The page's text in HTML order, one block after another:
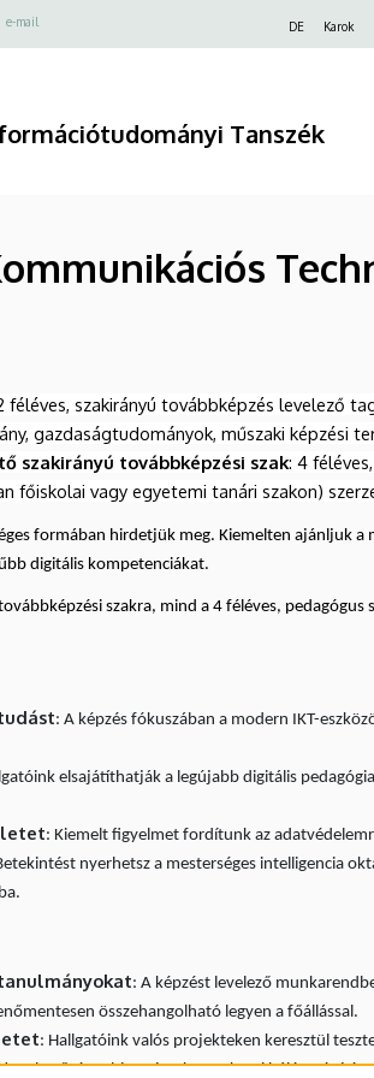
e-mail DE Karok
Tanszék
féléves, szakirányú továbbképzés levelező
gazdaságtudományok, műszaki képzési
szakirányú továbbképzési szak: 4
főiskolai vagy egyetemi tanári szakon)
formában hirdetjük meg. Kiemelten ajánljuk a
digitális kompetenciákat.
szakra, mind a 4 féléves,
: A képzés fókuszában a modern IKT-
elsajátíthatják a legújabb digitális
: Kiemelt figyelmet fordítunk az
nyerhetsz a mesterséges intelligencia
: A képzést levelező
összehangolható legyen a főállással.
: Hallgatóink valós projekteken keresztül
: Lehetőséget biztosítunk a szakmai